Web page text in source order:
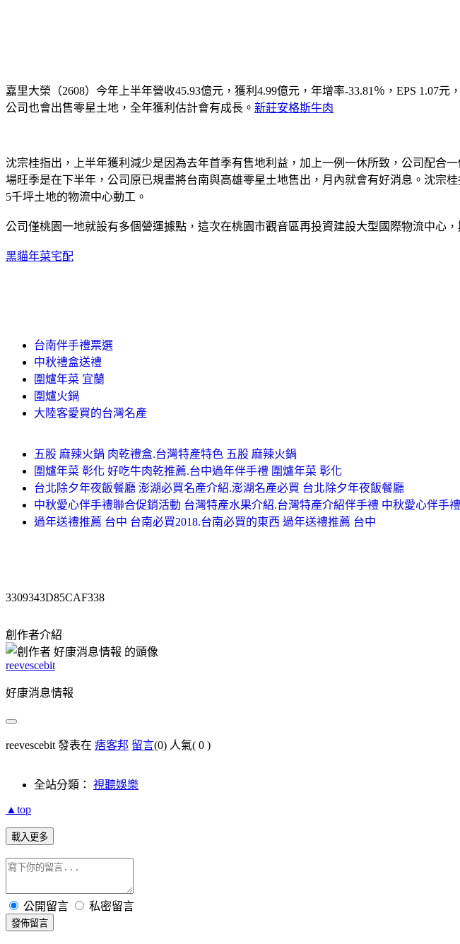
嘉里大榮（2608）今年上半年營收45.93億元，獲利4.99億元，年增率-33.81％，EPS 1.07
公司也會出售零星土地，全年獲利估計會有成長。 新莊安格斯牛肉
沈宗桂指出，上半年獲利減少是因為去年首季有售地利益，加上一例一休所致，公司配合
場旺季是在下半年，公司原已規畫將台南與高雄零星土地售出，月內就會有好消息。沈宗
5千坪土地的物流中心動工。
公司僅桃園一地就設有多個營運據點，這次在桃園市觀音區再投資建設大型國際物流中心
黑貓年菜宅配
台南伴手禮票選
中秋禮盒送禮
圍爐年菜 宜蘭
圍爐火鍋
大陸客愛買的台灣名產
五股 麻辣火鍋 肉乾禮盒.台灣特產特色 五股 麻辣火鍋
圍爐年菜 彰化 好吃牛肉乾推薦.台中過年伴手禮 圍爐年菜 彰化
台北除夕年夜飯餐廳 澎湖必買名產介紹.澎湖名產必買 台北除夕年夜飯餐廳
中秋愛心伴手禮聯合促銷活動 台灣特產水果介紹.台灣特產介紹伴手禮 中秋愛心伴手
過年送禮推薦 台中 台南必買2018.台南必買的東西 過年送禮推薦 台中
3309343D85CAF338
創作者介紹
reevescebit
好康消息情報
reevescebit 發表在 痞客邦 留言(0) 人氣( 0 )
全站分類： 視聽娛樂
▲top
載入更多
公開留言 私密留言
發佈留言